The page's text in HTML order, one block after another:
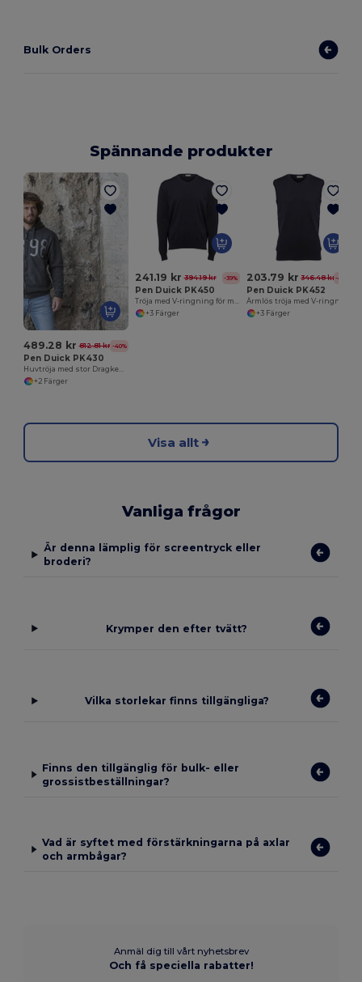
Bulk Orders
Spännande produkter
489.28 kr 812.81 kr -40%
Pen Duick PK430
Huvtröja med stor Dragkedja för män
+2 Färger
241.19 kr 394.19 kr -39%
Pen Duick PK450
Tröja med V-ringning för män
+3 Färger
203.79 kr 346.48 kr-41%
Pen Duick PK452
+3 Färger
Visa allt
Vanliga frågor
Är denna lämplig för screentryck eller
broderi?
Krymper den efter tvätt?
Vilka storlekar finns tillgängliga?
Finns den tillgänglig för bulk- eller
grossistbeställningar?
Vad är syftet med förstärkningarna på axlar
och armbågar?
Anmäl dig till vårt nyhetsbrev
Och få speciella rabatter!